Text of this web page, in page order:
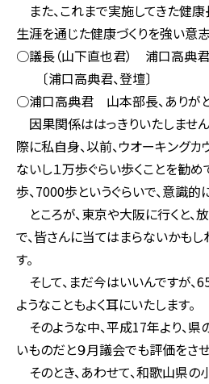
また、これまで実施してきた健
生涯を通じた健康づくりを強い意
○議長（山下直也君） 浦口高典君
〔浦口高典君、登壇〕
○浦口高典君 山本部長、ありがと
因果関係ははっきりいたしませ
際に私自身、以前、ウオーキング
ないし１万歩ぐらい歩くことを勧
歩、7000歩というぐらいで、意識
ところが、東京や大阪に行くと、
で、皆さんに当てはまらないかも
す。
そして、まだ今はいいんですが
ようなこともよく耳にいたします。
そのような中、平成17年より、
いものだと９月議会でも評価をさ
そのとき、あわせて、和歌山県